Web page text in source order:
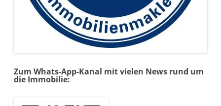
Zum Whats-App-Kanal mit vielen News rund um
die Immobilie: